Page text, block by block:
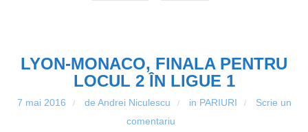
LYON-MONACO, FINALA PENTRU
LOCUL 2 ÎN LIGUE 1
7 mai 2016 / de Andrei Niculescu / in PARIURI /
Scrie un
comentariu